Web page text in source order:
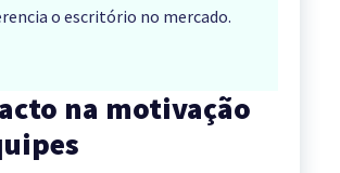
o escritório no mercado.
na motivação